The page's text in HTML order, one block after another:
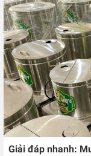
Giải đáp nhanh: